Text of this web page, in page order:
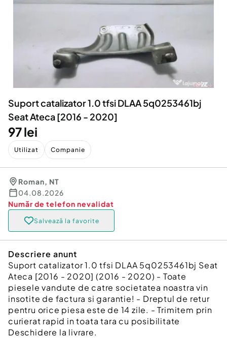
Animale de companie
Afaceri și echipamente profesionale
Inchiriere Bunuri si Vehicule
Utilaje agricole si industriale
Suport catalizator 1.0 tfsi DLAA 5q0253461bj
Seat Ateca [2016 - 2020]
97 lei
Utilizat Companie
Roman, NT
04.08.2026
Număr de telefon nevalidat
Salvează la favorite
Descriere anunt
Suport catalizator 1.0 tfsi DLAA 5q0253461bj Seat
Ateca [2016 - 2020] (2016 - 2020) - Toate
piesele vandute de catre societatea noastra vin
insotite de factura si garantie! - Dreptul de retur
pentru orice piesa este de 14 zile. - Trimitem prin
curierat rapid in toata tara cu posibilitate
Deschidere la livrare.